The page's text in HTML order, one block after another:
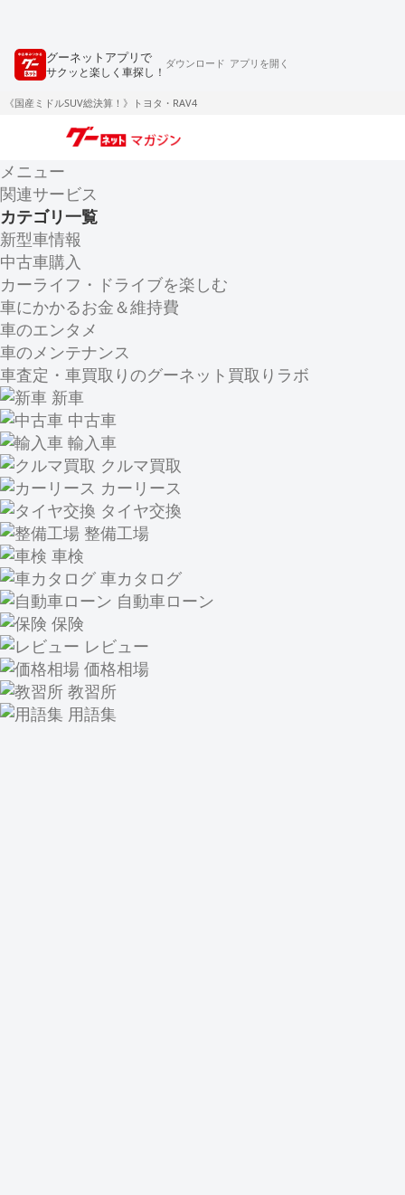
グーネットアプリで
サクッと楽しく車探し！
ダウンロード アプリを開く
《国産ミドルSUV総決算！》トヨタ・RAV4
メニュー
関連サービス
カテゴリ一覧
新型車情報
中古車購入
カーライフ・ドライブを楽しむ
車にかかるお金＆維持費
車のエンタメ
車のメンテナンス
車査定・車買取りのグーネット買取りラボ
新車
中古車
輸入車
クルマ買取
カーリース
タイヤ交換
整備工場
車検
車カタログ
自動車ローン
保険
レビュー
価格相場
教習所
用語集